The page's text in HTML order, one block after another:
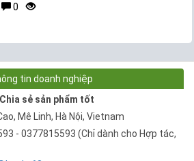
0
tin doanh nghiệp
sẻ sản phẩm tốt
Mê Linh, Hà Nội, Vietnam
- 0377815593 (Chỉ dành cho Hợp tác,